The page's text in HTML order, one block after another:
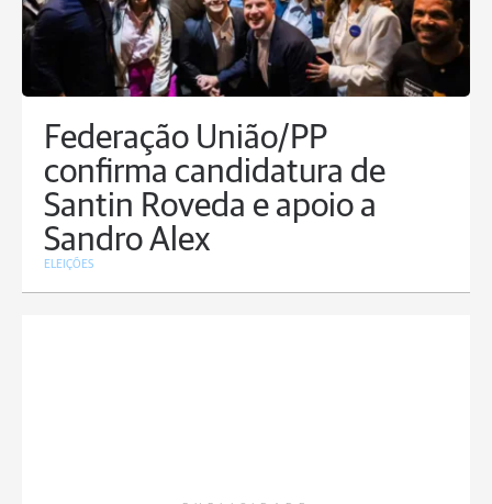
Federação União/PP
confirma candidatura de
Santin Roveda e apoio a
Sandro Alex
ELEIÇÕES